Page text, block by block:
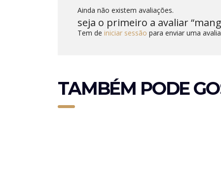
Ainda não existem avaliações.
seja o primeiro a avaliar
Tem de iniciar sessão para enviar uma
TAMBÉM PODE